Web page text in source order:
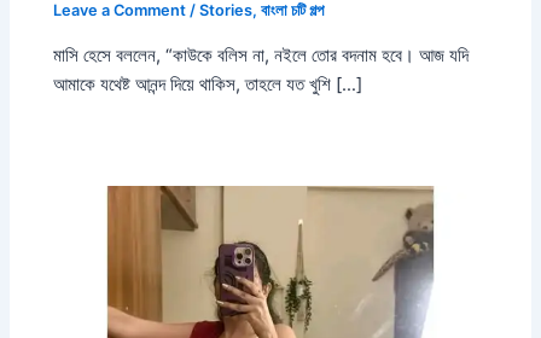
Leave a Comment /Stories,বাংলা চটি গল্প
মাসি হেসে বললেন, “কাউকে বলিস না, নইলে তোর বদনাম হবে। আজ যদি
আমাকে যথেষ্ট আনন্দ দিয়ে থাকিস, তাহলে যত খুশি […]